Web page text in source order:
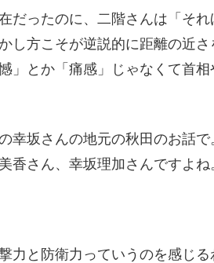
だったのに、二階さんは「そ
し方こそが逆説的に距離の近
」とか「痛感」じゃなくて首相
幸坂さんの地元の秋田のお話
香さん、幸坂理加さんですよね
力と防衛力っていうのを感じ